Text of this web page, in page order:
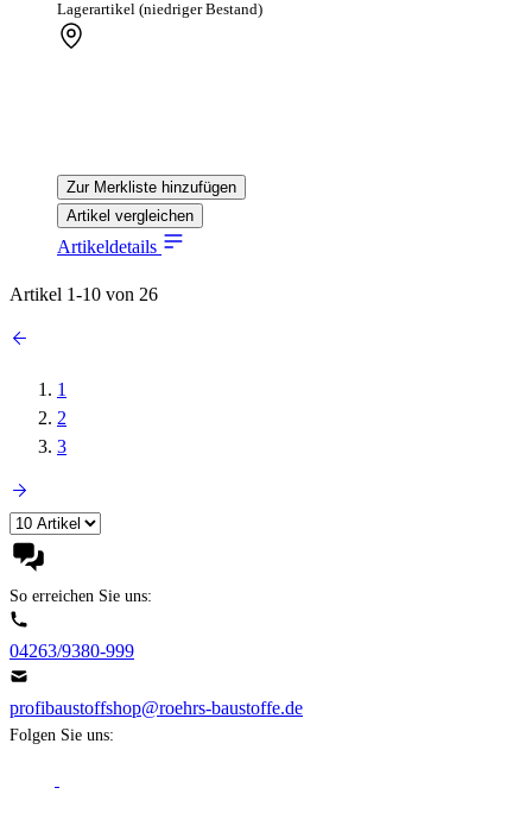
Lagerartikel (niedriger Bestand)
Zur Merkliste hinzufügen
Artikel vergleichen
Artikeldetails
Artikel 1-10 von 26
1
2
3
So erreichen Sie uns:
04263/9380-999
profibaustoffshop@roehrs-baustoffe.de
Folgen Sie uns: